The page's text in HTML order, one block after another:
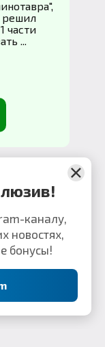
решил
части
...
каналу,
новостях,
бонусы!